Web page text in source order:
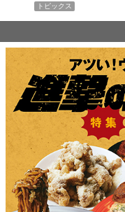
トピックス